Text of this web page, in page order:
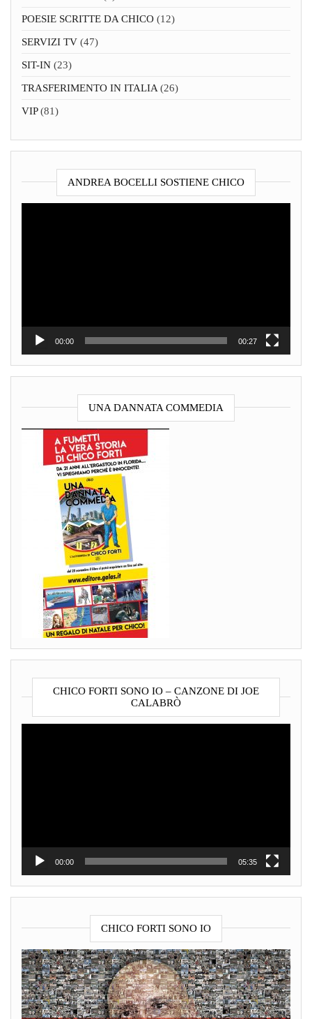
POESIE SCRITTE DA CHICO (12)
SERVIZI TV (47)
SIT-IN (23)
TRASFERIMENTO IN ITALIA (26)
VIP(81)
ANDREA BOCELLI SOSTIENE CHICO
00:00 00:27
UNA DANNATA COMMEDIA
CHICO FORTI SONO IO – CANZONE DI JOE
CALABRÒ
00:00 05:35
CHICO FORTI SONO IO